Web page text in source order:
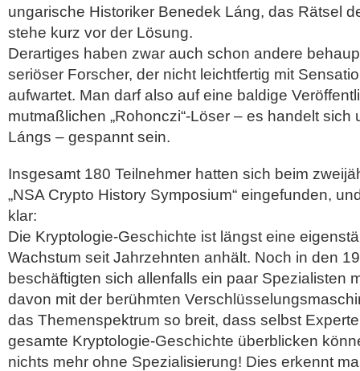
ungarische Historiker Benedek Láng, das Rätsel
stehe kurz vor der Lösung.
Derartiges haben zwar auch schon andere
seriöser Forscher, der nicht leichtfertig mit
aufwartet. Man darf also auf eine baldige
mutmaßlichen „Rohonczi“-Löser – es handelt sich
Lángs – gespannt sein.
Insgesamt 180 Teilnehmer hatten sich beim
„NSA Crypto History Symposium“ eingefunden,
klar:
Die Kryptologie-Geschichte ist längst eine
Wachstum seit Jahrzehnten anhält. Noch in den
beschäftigten sich allenfalls ein paar Spezialisten
davon mit der berühmten
das Themenspektrum so breit, dass selbst
gesamte Kryptologie-Geschichte überblicken
nichts mehr ohne Spezialisierung! Dies erkennt